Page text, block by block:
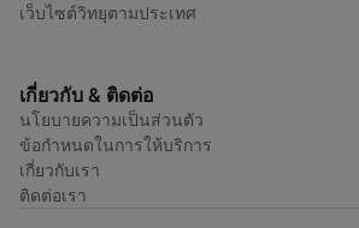
เว็บไซต์วิทยุตามประเทศ
เกี่ยวกับ & ติดต่อ
นโยบายความเป็นส่วนตัว
ข้อกำหนดในการให้บริการ
เกี่ยวกับเรา
ติดต่อเรา